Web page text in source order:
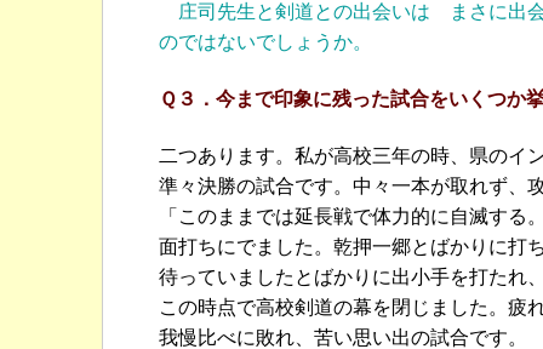
庄司先生と剣道との出会いは まさに出
のではないでしょうか。
Ｑ３．今まで印象に残った試合をいくつか
二つあります。私が高校三年の時、県のイ
準々決勝の試合です。中々一本が取れず、
「このままでは延長戦で体力的に自滅する
面打ちにでました。乾押一郷とばかりに打
待っていましたとばかりに出小手を打たれ
この時点で高校剣道の幕を閉じました。疲
我慢比べに敗れ、苦い思い出の試合です。